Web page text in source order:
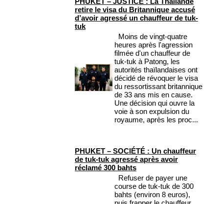
retire le visa du Britannique accusé
d’avoir agressé un chauffeur de tuk-
tuk
Moins de vingt-quatre
heures après l'agression
filmée d'un chauffeur de
tuk-tuk à Patong, les
autorités thaïlandaises ont
décidé de révoquer le visa
du ressortissant britannique
de 33 ans mis en cause.
Une décision qui ouvre la
voie à son expulsion du
royaume, après les proc...
PHUKET – SOCIÉTÉ : Un chauffeur
de tuk-tuk agressé après avoir
réclamé 300 bahts
Refuser de payer une
course de tuk-tuk de 300
bahts (environ 8 euros),